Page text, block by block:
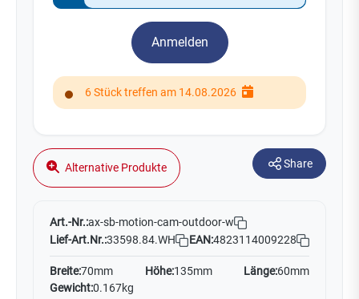
Anmelden
6 Stück treffen am 14.08.2026
Alternative Produkte Share
Art.-Nr.:ax-sb-motion-cam-outdoor-w
Lief-Art.Nr.:33598.84.WH EAN:4823114009228
Breite:70mm Höhe:135mm Länge:60mm
Gewicht:0.167kg